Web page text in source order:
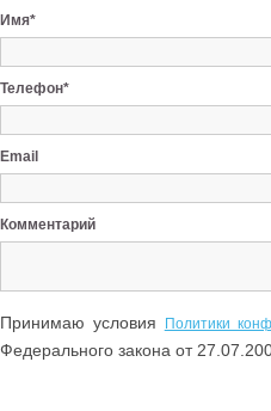
Имя*
Телефон*
Email
Комментарий
Принимаю условия Политики
Федерального закона от